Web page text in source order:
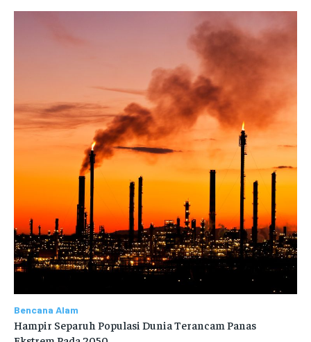
Bencana Alam
Hampir Separuh Populasi Dunia Terancam Panas